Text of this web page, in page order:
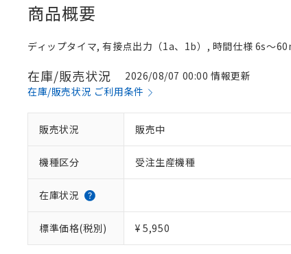
商品概要
ディップタイマ, 有接点出力（1a、1b）, 時間仕様 6s～
在庫/販売状況
2026/08/07 00:00 情報更新
在庫/販売状況 ご利用条件
販売状況 販売中
機種区分 受注生産機種
在庫状況
標準価格(税別) ¥ 5,950